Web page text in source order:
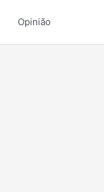
Opinião